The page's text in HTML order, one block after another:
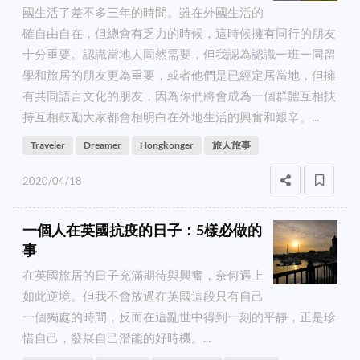
國生活了差不多三年的時間。雖在外國生活的
確自由自在，但總會有乏力的時候，這時候擁有同行的朋友
十分重要。認識當地人固然需要，但我認為認識一班一同留
學和旅居的朋友更為重要，或者他們是已經定居當地，但擁
有共同語言文化的朋友，因為你們將會成為一個群體互相扶
持互相鼓勵大家都會相明白在外地生活的興奮和艱辛。...
Traveler Dreamer Hongkonger 旅人旅事
2020/04/18
一個人在英國抗疫的日子：5樣必做的
事
在英國旅居的日子充滿期待與興奮，奈何遇上
如此逆境。但我不會放過在英國這段只有自己
一個獨處的時間，反而在這亂世中得到一刻的平靜，正是珍
惜自己，發展自己潛能的好時機。...